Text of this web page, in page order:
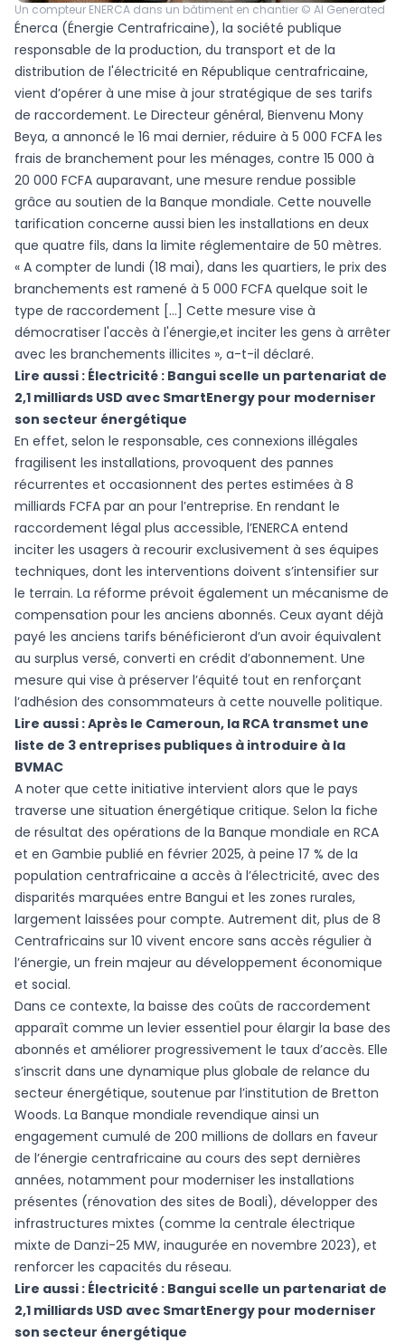
Un compteur ENERCA dans un bâtiment en chantier © AI Generated
Énerca (Énergie Centrafricaine), la société publique
responsable de la production, du transport et de la
distribution de l'électricité en République centrafricaine,
vient d’opérer à une mise à jour stratégique de ses tarifs
de raccordement. Le Directeur général, Bienvenu Mony
Beya, a annoncé le 16 mai dernier, réduire à 5 000 FCFA les
frais de branchement pour les ménages, contre 15 000 à
20 000 FCFA auparavant, une mesure rendue possible
grâce au soutien de la Banque mondiale. Cette nouvelle
tarification concerne aussi bien les installations en deux
que quatre fils, dans la limite réglementaire de 50 mètres.
« A compter de lundi (18 mai), dans les quartiers, le prix des
branchements est ramené à 5 000 FCFA quelque soit le
type de raccordement […] Cette mesure vise à
démocratiser l'accès à l'énergie,et inciter les gens à arrêter
avec les branchements illicites », a-t-il déclaré.
Lire aussi : Électricité : Bangui scelle un partenariat de
2,1 milliards USD avec SmartEnergy pour moderniser
son secteur énergétique
En effet, selon le responsable, ces connexions illégales
fragilisent les installations, provoquent des pannes
récurrentes et occasionnent des pertes estimées à 8
milliards FCFA par an pour l’entreprise. En rendant le
raccordement légal plus accessible, l’ENERCA entend
inciter les usagers à recourir exclusivement à ses équipes
techniques, dont les interventions doivent s’intensifier sur
le terrain. La réforme prévoit également un mécanisme de
compensation pour les anciens abonnés. Ceux ayant déjà
payé les anciens tarifs bénéficieront d’un avoir équivalent
au surplus versé, converti en crédit d’abonnement. Une
mesure qui vise à préserver l’équité tout en renforçant
l’adhésion des consommateurs à cette nouvelle politique.
Lire aussi :Après le Cameroun, la RCA transmet une
liste de 3 entreprises publiques à introduire à la
BVMAC
A noter que cette initiative intervient alors que le pays
traverse une situation énergétique critique. Selon la fiche
de résultat des opérations de la Banque mondiale en RCA
et en Gambie publié en février 2025, à peine 17 % de la
population centrafricaine a accès à l’électricité, avec des
disparités marquées entre Bangui et les zones rurales,
largement laissées pour compte. Autrement dit, plus de 8
Centrafricains sur 10 vivent encore sans accès régulier à
l’énergie, un frein majeur au développement économique
et social.
Dans ce contexte, la baisse des coûts de raccordement
apparaît comme un levier essentiel pour élargir la base des
abonnés et améliorer progressivement le taux d’accès. Elle
s’inscrit dans une dynamique plus globale de relance du
secteur énergétique, soutenue par l’institution de Bretton
Woods. La Banque mondiale revendique ainsi un
engagement cumulé de 200 millions de dollars en faveur
de l’énergie centrafricaine au cours des sept dernières
années, notamment pour moderniser les installations
présentes (rénovation des sites de Boali), développer des
infrastructures mixtes (comme la centrale électrique
mixte de Danzi-25 MW, inaugurée en novembre 2023), et
renforcer les capacités du réseau.
Lire aussi : Électricité : Bangui scelle un partenariat de
2,1 milliards USD avec SmartEnergy pour moderniser
son secteur énergétique